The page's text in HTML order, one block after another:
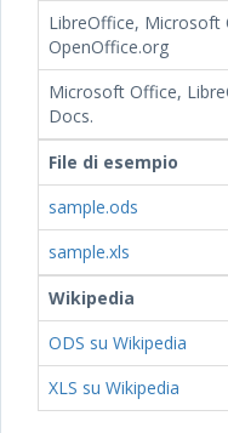
LibreOffice, Microsoft
OpenOffice.org
Microsoft Office,
Docs.
File di esempio
sample.ods
sample.xls
Wikipedia
ODS su Wikipedia
XLS su Wikipedia